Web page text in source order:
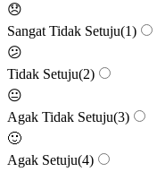
😞
Sangat Tidak Setuju(1)
😕
Tidak Setuju(2)
😐
Agak Tidak Setuju(3)
🙂
Agak Setuju(4)